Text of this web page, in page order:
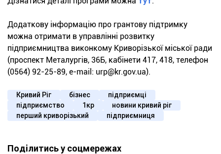
Додаткову інформацію про грантову підтримку
можна отримати в управлінні розвитку
підприємництва виконкому Криворізької міської ради
(проспект Металургів, 36Б, кабінети 417, 418, телефон
(0564) 92-25-89, e-mail: urp@kr.gov.ua).
Кривий Ріг бізнес
підприємці
підприємство
1кр
новини кривий ріг
перший криворізький
підприємниця
Поділитись у соцмережах